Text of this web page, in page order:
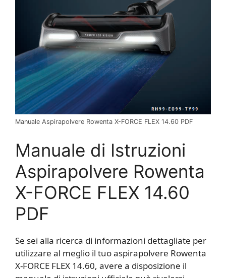
Manuale Aspirapolvere Rowenta X-FORCE FLEX 14.60 PDF
Manuale di Istruzioni
Aspirapolvere Rowenta
X-FORCE FLEX 14.60
PDF
Se sei alla ricerca di informazioni dettagliate per
utilizzare al meglio il tuo aspirapolvere Rowenta
X-FORCE FLEX 14.60, avere a disposizione il